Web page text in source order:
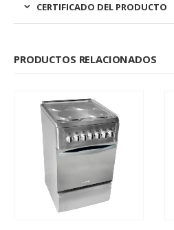
CERTIFICADO DEL PRODUCTO
PRODUCTOS RELACIONADOS